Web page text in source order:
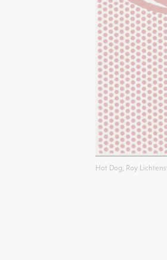
Hot Dog, Roy